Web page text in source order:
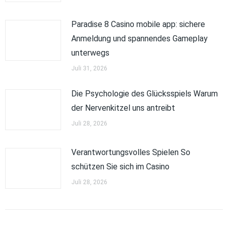
Paradise 8 Casino mobile app: sichere
Anmeldung und spannendes Gameplay
unterwegs
Juli 31, 2026
Die Psychologie des Glücksspiels Warum
der Nervenkitzel uns antreibt
Juli 28, 2026
Verantwortungsvolles Spielen So
schützen Sie sich im Casino
Juli 28, 2026